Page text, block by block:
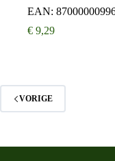
EAN:
€ 9,29
VORIGE